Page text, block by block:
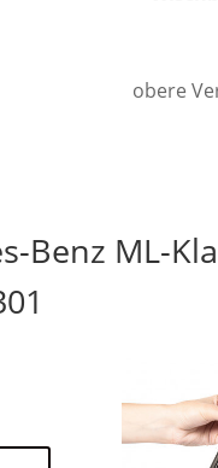
obere
Benz ML-